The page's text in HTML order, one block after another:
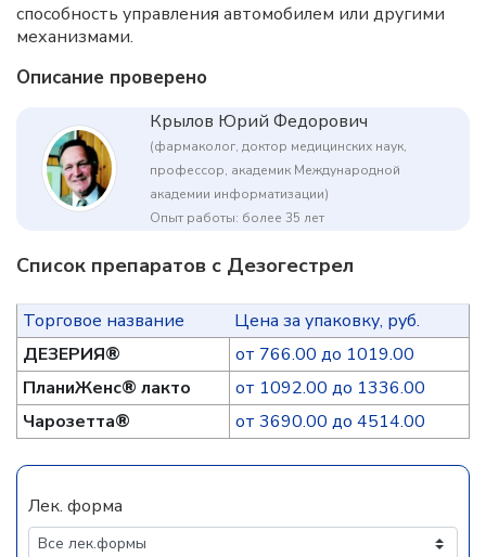
способность управления автомобилем или другими
механизмами.
Описание проверено
Крылов Юрий Федорович
(фармаколог, доктор медицинских наук,
профессор, академик Международной
академии информатизации)
Опыт работы: более 35 лет
Список препаратов с Дезогестрел
Торговое название
Цена за упаковку, руб.
ДЕЗЕРИЯ®
от 766.00 до 1019.00
ПланиЖенс® лакто
от 1092.00 до 1336.00
Чарозетта®
от 3690.00 до 4514.00
Лек. форма